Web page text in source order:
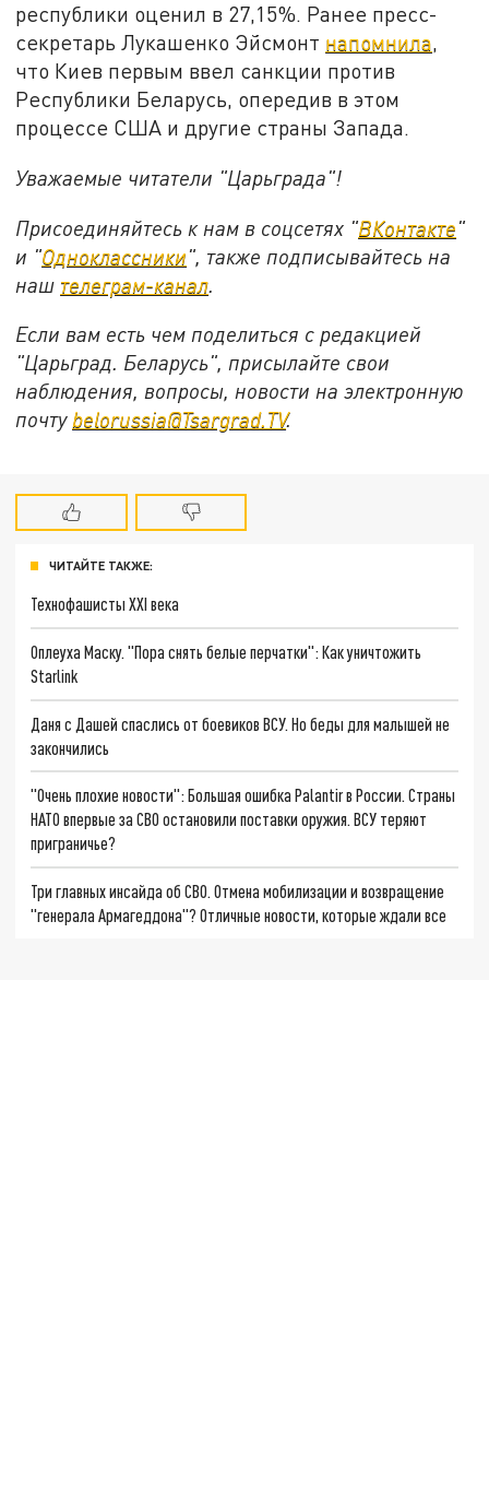
республики оценил в 27,15%. Ранее пресс-
секретарь Лукашенко Эйсмонт напомнила,
что Киев первым ввел санкции против
Республики Беларусь, опередив в этом
процессе США и другие страны Запада.
Уважаемые читатели "Царьграда"!
Присоединяйтесь к нам в соцсетях "ВКонтакте"
и "Одноклассники", также подписывайтесь на
наш телеграм-канал.
Если вам есть чем поделиться с редакцией
"Царьград. Беларусь", присылайте свои
наблюдения, вопросы, новости на электронную
почту belorussia@Tsargrad.TV.
ЧИТАЙТЕ ТАКЖЕ:
Технофашисты XXI века
Оплеуха Маску. "Пора снять белые перчатки": Как уничтожить
Starlink
Даня с Дашей спаслись от боевиков ВСУ. Но беды для малышей не
закончились
"Очень плохие новости": Большая ошибка Palantir в России. Страны
НАТО впервые за СВО остановили поставки оружия. ВСУ теряют
приграничье?
Три главных инсайда об СВО. Отмена мобилизации и возвращение
"генерала Армагеддона"? Отличные новости, которые ждали все